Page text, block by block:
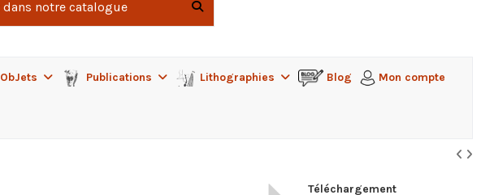
ObJets Publications Lithographies Blog Mon compte
Téléchargement